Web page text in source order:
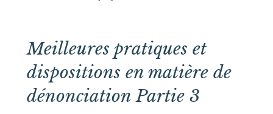
Meilleures pratiques et
dispositions en matière de
dénonciation Partie 3